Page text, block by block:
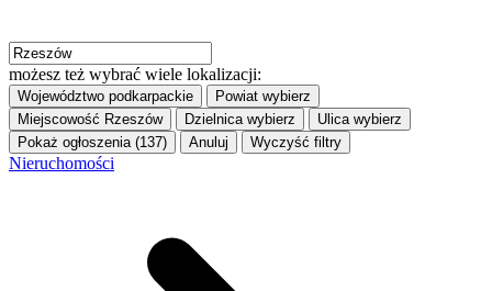
możesz też wybrać wiele lokalizacji:
Województwo podkarpackie Powiat wybierz
Miejscowość Rzeszów Dzielnica wybierz Ulica wybierz
Pokaż ogłoszenia (137)
Anuluj Wyczyść filtry
Nieruchomości